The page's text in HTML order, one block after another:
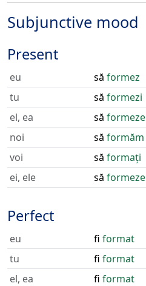
Subjunctive mood
Present
eu să formez
tu
să formezi
el, ea
să formeze
noi
să formăm
voi
să formați
ei, ele
să formeze
Perfect
eu fi format
tu
fi format
el, ea
fi format